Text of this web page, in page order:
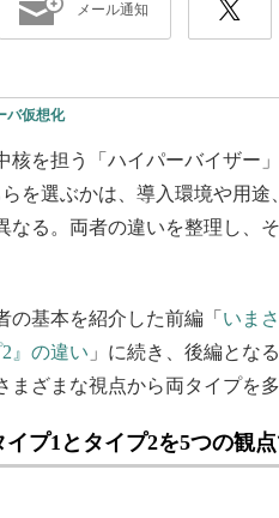
メール通知
バ仮想化
を担う「ハイパーバイザー
を選ぶかは、導入環境や用
なる。両者の違いを整理し、
基本を紹介した前編「 いま
』の違い 」に続き、後編とな
まざまな視点から両タイプを
プ1とタイプ2を5つの観